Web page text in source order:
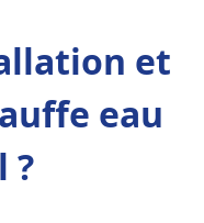
et
eau
?